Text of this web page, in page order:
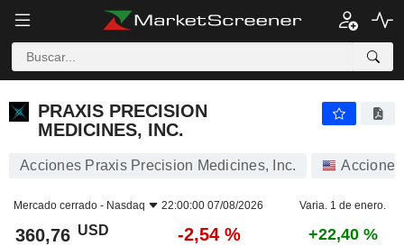
PRAXIS PRECISION
MEDICINES, INC.
Acciones Praxis Precision Medicines, Inc. Acciones
Mercado cerrado - Nasdaq 22:00:00 07/08/2026 Varia. 1 de enero.
360,76 USD -2,54 % +22,40 %